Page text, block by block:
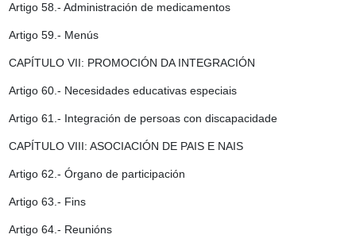
Artigo 58.- Administración de medicamentos
Artigo 59.- Menús
CAPÍTULO VII: PROMOCIÓN DA INTEGRACIÓN
Artigo 60.- Necesidades educativas especiais
Artigo 61.- Integración de persoas con discapacidade
CAPÍTULO VIII: ASOCIACIÓN DE PAIS E NAIS
Artigo 62.- Órgano de participación
Artigo 63.- Fins
Artigo 64.- Reunións